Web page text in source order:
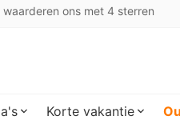
waarderen ons met 4 sterren
Korte vakantie